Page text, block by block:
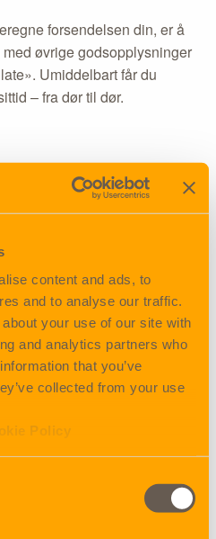
content and ads, to
and to analyse our traffic.
your use of our site with
and analytics partners who
that you’ve
collected from your use
Policy
forsendelsen din, er å
øvrige godsopplysninger
Umiddelbart får du
– fra dør til dør.